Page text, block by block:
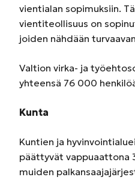
vientialan sopimuksiin.
vientiteollisuus on
joiden nähdään
Valtion virka- ja
yhteensä 76 000
Kunta
Kuntien ja
päättyvät vappuaattona
muiden